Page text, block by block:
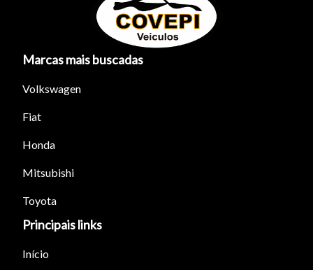
Tamanho do texto
atalhos Ctrl+ (para aumentar) e Ctrl- (para diminuir) no seu
teclado.
Marcas mais buscadas
Volkswagen
Fiat
Honda
Mitsubishi
Toyota
Principais links
Início